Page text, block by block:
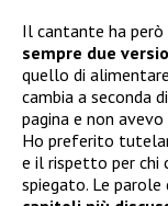
Il cantante ha però
sempre due
quello di
cambia a seconda
pagina e non
Ho preferito
e il rispetto per chi
spiegato. Le